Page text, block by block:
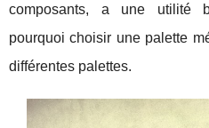
composants, a une utilité
pourquoi choisir une palette
différentes palettes.